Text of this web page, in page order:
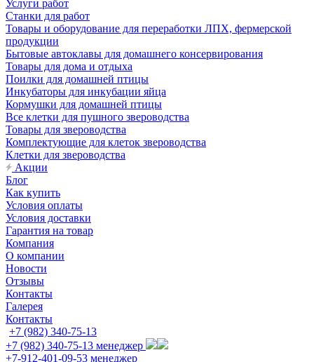
Услуги работ
Станки для работ
Товары и оборудование для переработки ЛПХ, фермерской
продукции
Бытовые автоклавы для домашнего консервирования
Товары для дома и отдыха
Поилки для домашней птицы
Инкубаторы для инкубации яйца
Кормушки для домашней птицы
Все клетки для пушного звероводства
Товары для звероводства
Комплектующие для клеток звероводства
Клетки для звероводства
Акции
Блог
Как купить
Условия оплаты
Условия доставки
Гарантия на товар
Компания
О компании
Новости
Отзывы
Контакты
Галерея
Контакты
+7 (982) 340-75-13
+7 (982) 340-75-13 менеджер
+7-912-401-09-53 менеджер